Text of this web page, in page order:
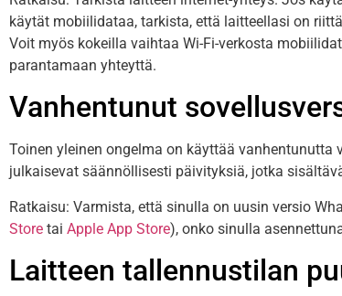
käytät mobiilidataa, tarkista, että laitteellasi on
Voit myös kokeilla vaihtaa Wi-Fi-verkosta
parantamaan yhteyttä.
Vanhentunut
Toinen yleinen ongelma on käyttää
julkaisevat säännöllisesti päivityksiä, jotka
Ratkaisu: Varmista, että sinulla on uusin versio
Store tai Apple App Store), onko sinulla
Laitteen tallennustilan